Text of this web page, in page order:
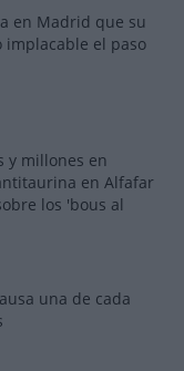
en Madrid que su
implacable el paso
y millones en
en Alfafar
los 'bous al
una de cada